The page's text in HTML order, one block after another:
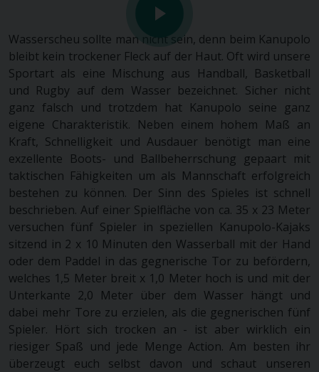
Wasserscheu sollte man nicht sein, denn beim Kanupolo
bleibt kein trockener Fleck auf der Haut. Oft wird unsere
Sportart als eine Mischung aus Handball, Basketball
und Rugby auf dem Wasser bezeichnet. Sicher nicht
ganz falsch und trotzdem hat Kanupolo seine ganz
eigene Charakteristik. Neben einem hohem Maß an
Kraft, Schnelligkeit und Ausdauer benötigt man eine
exzellente Boots- und Ballbeherrschung gepaart mit
taktischen Fähigkeiten um als Mannschaft erfolgreich
bestehen zu können. Der Sinn des Spieles ist schnell
beschrieben. Auf einer Spielfläche von ca. 35 x 23 Meter
versuchen fünf Spieler in speziellen Kanupolo-Kajaks
sitzend in 2 x 10 Minuten den Wasserball mit der Hand
oder dem Paddel in das gegnerische Tor zu befördern,
welches 1,5 Meter breit x 1,0 Meter hoch is und mit der
Unterkante 2,0 Meter über dem Wasser hängt und
dabei mehr Tore zu erzielen, als die gegnerischen fünf
Spieler. Hört sich trocken an - ist aber wirklich ein
riesiger Spaß und jede Menge Action. Am besten ihr
überzeugt euch selbst davon und schaut unseren